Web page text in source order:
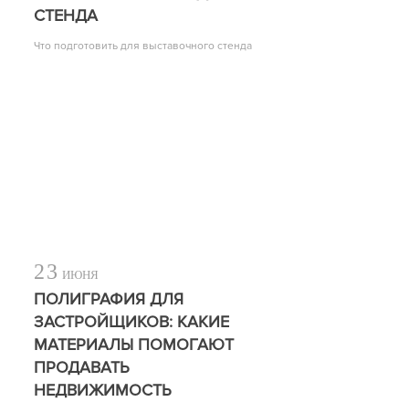
СТЕНДА
Что подготовить для выставочного стенда
23 ИЮНЯ
ПОЛИГРАФИЯ ДЛЯ
ЗАСТРОЙЩИКОВ: КАКИЕ
МАТЕРИАЛЫ ПОМОГАЮТ
ПРОДАВАТЬ
НЕДВИЖИМОСТЬ